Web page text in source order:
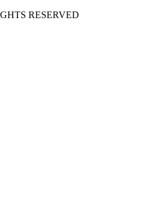
RESERVED